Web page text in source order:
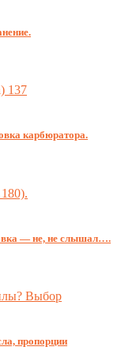
карбюратора.
— не, не слышал….
пропорции